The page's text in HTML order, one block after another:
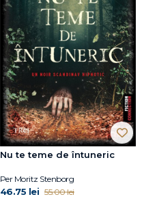
Nu te teme de întuneric
Per Moritz Stenborg
46.75 lei 55.00 lei